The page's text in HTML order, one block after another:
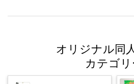
オリジナル同
カテゴリ